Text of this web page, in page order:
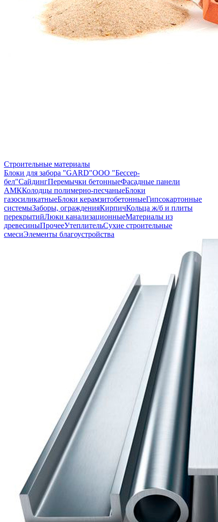
Строительные материалы
Блоки для забора "GARD"ООО "Бессер-
бел"СайдингПеремычки бетонныеФасадные панели
АМККолодцы полимерно-песчаныеБлоки
газосиликатныеБлоки керамзитобетонныеГипсокартонные
системыЗаборы, огражденияКирпичКольца ж/б и плиты
перекрытийЛюки канализационныеМатериалы из
древесиныПрочееУтеплительСухие строительные
смесиЭлементы благоустройства